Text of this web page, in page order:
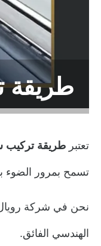
طريقة
تعتبر طريقة تركيب
تسمح بمرور الضوء
نحن في شركة
الهندسي الفائق.